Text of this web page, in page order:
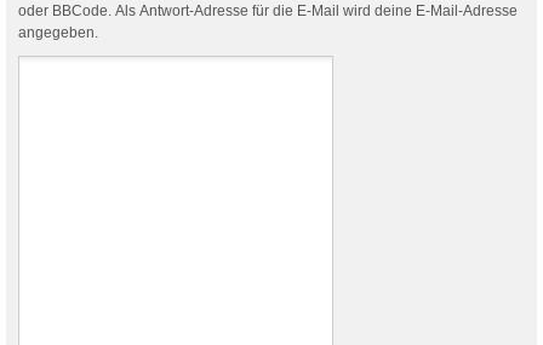
oder BBCode. Als Antwort-Adresse für die E-Mail wird deine E-Mail-Adresse
angegeben.